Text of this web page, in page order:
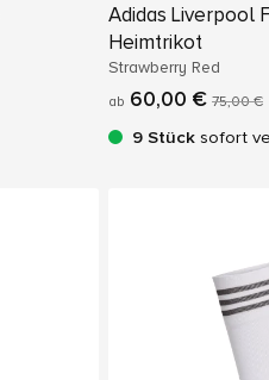
Adidas Liverpool
Heimtrikot
Strawberry Red
ab 60,00 € 75,00 €
9 Stück sofort